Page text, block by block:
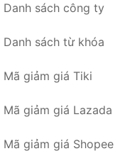
Danh sách công ty
Danh sách từ khóa
Mã giảm giá Tiki
Mã giảm giá Lazada
Mã giảm giá Shopee